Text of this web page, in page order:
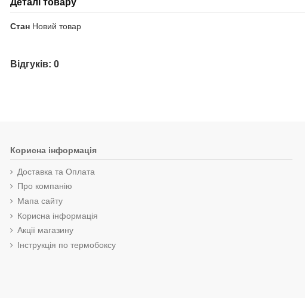
Деталі товару
Стан Новий товар
Відгуків: 0
Корисна інформація
Доставка та Оплата
Про компанію
Мапа сайту
Корисна інформація
Акції магазину
Інструкція по термобоксу